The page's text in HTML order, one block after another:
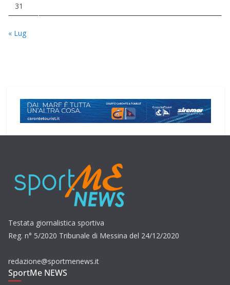
31
« Lug
Testata giornalistica sportiva
Reg. n° 5/2020 Tribunale di Messina del 24/12/2020
redazione@sportmenews.it
SportMe NEWS